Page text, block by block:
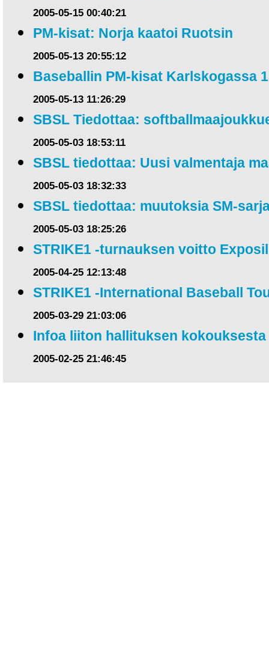
2005-05-15 00:40:21
PM-kisat: Norja kaatoi Ruotsin
2005-05-13 20:55:12
Baseballin PM-kisat Karlskogassa
2005-05-13 11:26:29
SBSL Tiedottaa:
2005-05-03 18:53:11
SBSL tiedottaa: Uusi valmentaja
2005-05-03 18:32:33
SBSL tiedottaa: muutoksia SM-
2005-05-03 18:25:26
STRIKE1 -turnauksen voitto
2005-04-25 12:13:48
STRIKE1 -International Baseball
2005-03-29 21:03:06
Infoa liiton hallituksen kokouksesta
2005-02-25 21:46:45